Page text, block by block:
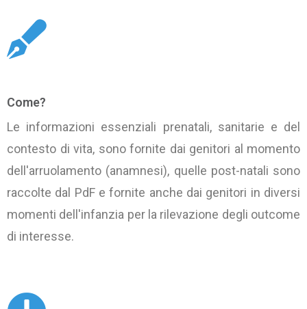
Come?
Le informazioni essenziali prenatali, sanitarie e del
contesto di vita, sono fornite dai genitori al momento
dell'arruolamento (anamnesi), quelle post-natali sono
raccolte dal PdF e fornite anche dai genitori in diversi
momenti dell'infanzia per la rilevazione degli outcome
di interesse.